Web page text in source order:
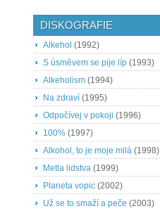
DISKOGRAFIE
Alkehol (1992)
S úsměvem se pije líp (1993)
Alkeholism (1994)
Na zdraví (1995)
Odpočívej v pokoji (1996)
100% (1997)
Alkohol, to je moje milá (1998)
Metla lidstva (1999)
Planeta vopic (2002)
Už se to smaží a peče (2003)